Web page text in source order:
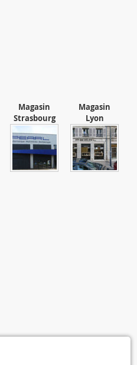
Magasin
Strasbourg
Magasin
Lyon